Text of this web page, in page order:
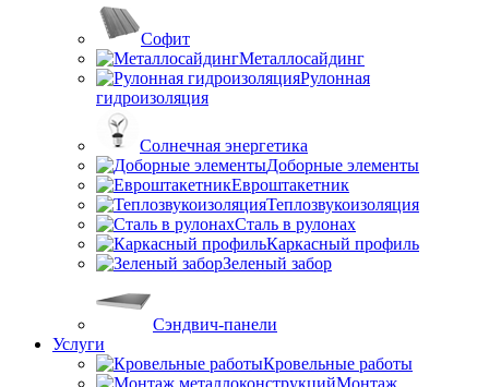
Софит
Металлосайдинг
Рулонная
гидроизоляция
Солнечная энергетика
Доборные элементы
Евроштакетник
Теплозвукоизоляция
Сталь в рулонах
Каркасный профиль
Зеленый забор
Сэндвич-панели
Услуги
Кровельные работы
Монтаж